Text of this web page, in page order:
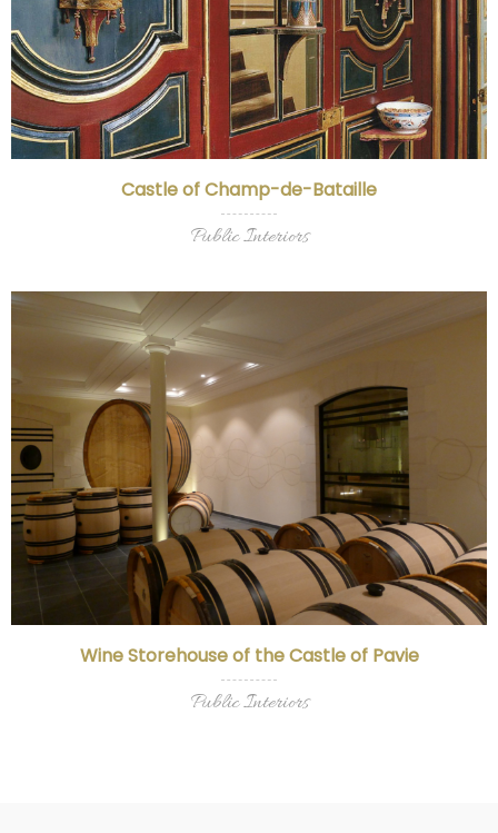
Castle of Champ-de-Bataille
Public Interiors
Wine Storehouse of the Castle of Pavie
Public Interiors